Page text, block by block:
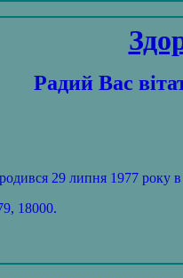
Радий Вас
29 липня 1977 року в
18000.